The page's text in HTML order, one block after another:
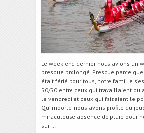
Le week-end dernier nous avions un
presque prolongé. Presque parce
était férié pour tous, notre famille
50/50 entre ceux qui travaillaient ou
le vendredi et ceux qui faisaient le
Qu’importe, nous avons profité du
miraculeuse absence de pluie pour
sur …